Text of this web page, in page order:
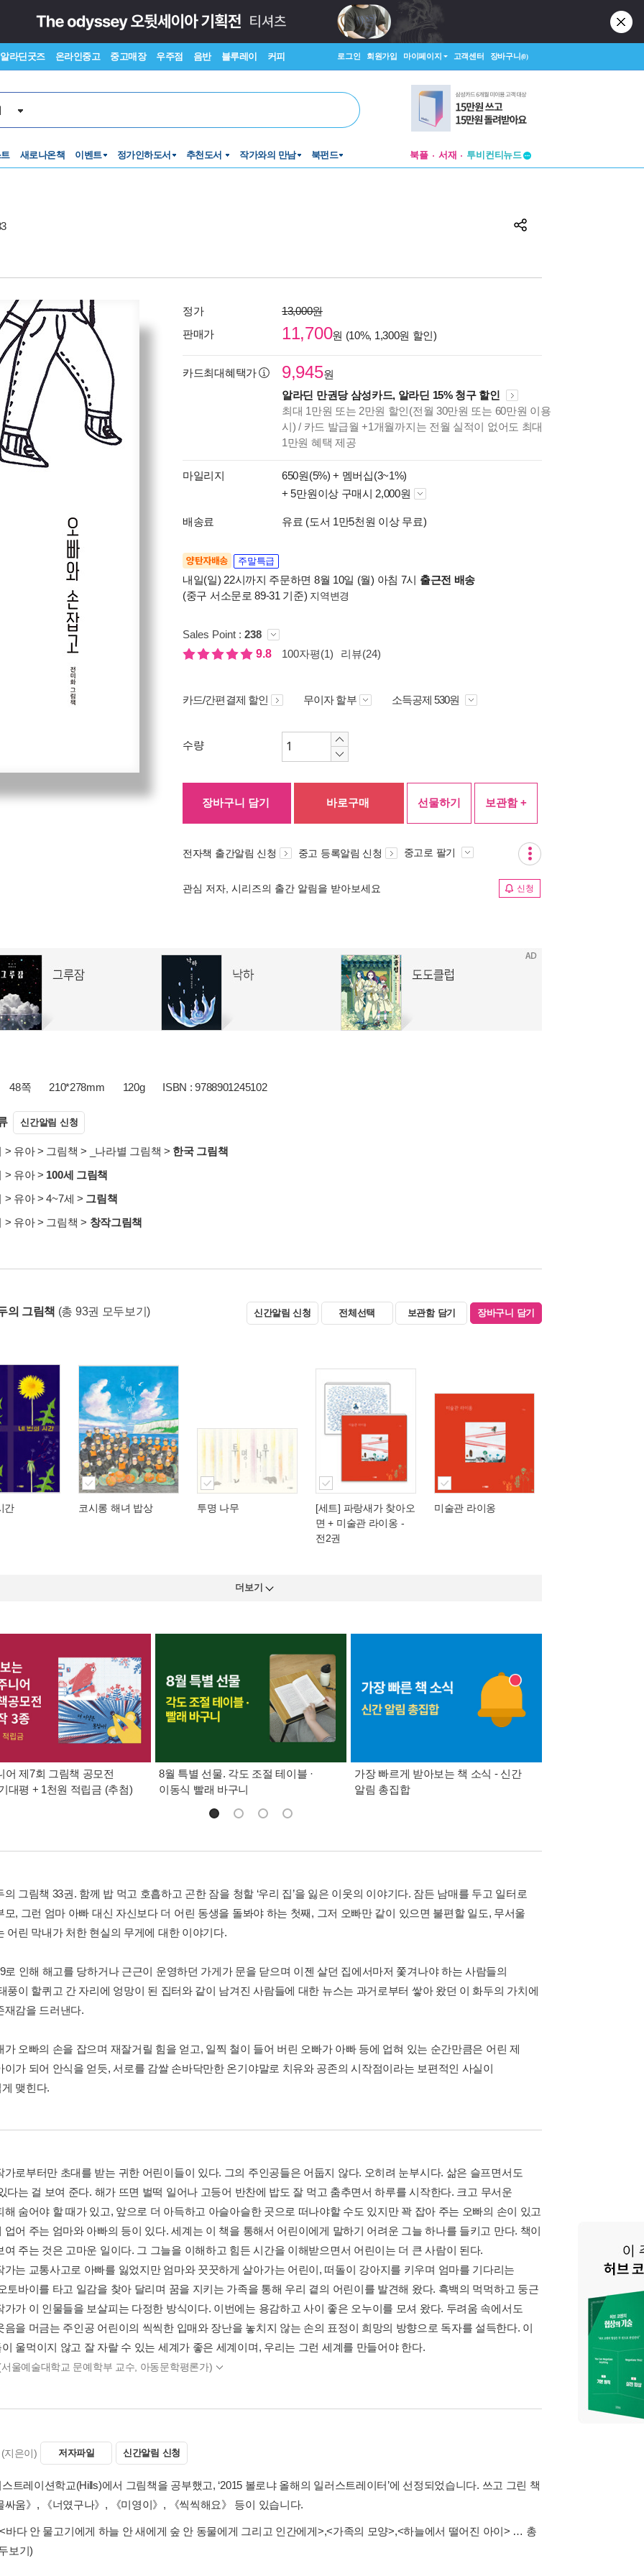
알라딘굿즈 온라인중고 중고매장 우주점 음반 블루레이 커피 로그인 회원가입 마이페이지 고객센터 장바구니(0)
새로나온책 이벤트 정가인하도서 추천도서 작가와의 만남 북펀드 북플 서재
투비컨티뉴드
정가
13,000원
판매가
11,700원 (10%, 1,300원 할인)
카드최대혜택가 9,945원
알라딘 만권당 삼성카드, 알라딘 15% 청구 할인
최대 1만원 또는 2만원 할인(전월 30만원 또는 60만원 이용
시) / 카드 발급월 +1개월까지는 전월 실적이 없어도 최대
1만원 혜택 제공
마일리지 650원(5%) + 멤버십(3~1%)
+ 5만원이상 구매시 2,000원
배송료 유료 (도서 1만5천원 이상 무료)
양탄자배송 주말특급
내일(일) 22시까지 주문하면 8월 10일 (월) 아침 7시 출근전 배송
(중구 서소문로 89-31 기준) 지역변경
Sales Point : 238
9.8
100자평(1) 리뷰(24)
카드/간편결제 할인 무이자 할부 소득공제 530원
수량
장바구니 담기 바로구매 선물하기 보관함 +
전자책 출간알림 신청 중고 등록알림 신청 중고로 팔기
관심 저자, 시리즈의 출간 알림을 받아보세요 신청
48쪽 210*278mm 120g ISBN : 9788901245102
신간알림 신청
> 유아> 그림책 > _나라별 그림책 > 한국 그림책
> 유아> 100세 그림책
> 유아>4~7세 > 그림책
> 유아> 그림책 > 창작그림책
의 그림책 (총 93권 모두보기) 신간알림 신청 전체선택 보관함 담기 장바구니 담기
간 코시롱 해녀 밥상 투명 나무
[세트] 파랑새가 찾아오
면 + 미술관 라이옹 -
전2권
미술관 라이옹
더보기
어 제7회 그림책 공모전
대평 + 1천원 적립금 (추첨)
8월 특별 선물. 각도 조절 테이블 ·
이동식 빨래 바구니
가장 빠르게 받아보는 책 소식 - 신간
알림 총집합
의 그림책 33권. 함께 밥 먹고 호흡하고 곤한 잠을 청할 ‘우리 집’을 잃은 이웃의 이야기다. 잠든 남매를 두고 일터로
모, 그런 엄마 아빠 대신 자신보다 더 어린 동생을 돌봐야 하는 첫째, 그저 오빠만 같이 있으면 불편할 일도, 무서울
어린 막내가 처한 현실의 무게에 대한 이야기다.
로 인해 해고를 당하거나 근근이 운영하던 가게가 문을 닫으며 이젠 살던 집에서마저 쫓겨나야 하는 사람들의
풍이 할퀴고 간 자리에 엉망이 된 집터와 같이 남겨진 사람들에 대한 뉴스는 과거로부터 쌓아 왔던 이 화두의 가치에
재감을 드러낸다.
가 오빠의 손을 잡으며 재잘거릴 힘을 얻고, 일찍 철이 들어 버린 오빠가 아빠 등에 업혀 있는 순간만큼은 어린 제
이가 되어 안식을 얻듯, 서로를 감쌀 손바닥만한 온기야말로 치유와 공존의 시작점이라는 보편적인 사실이
맺힌다.
가로부터만 초대를 받는 귀한 어린이들이 있다. 그의 주인공들은 어둡지 않다. 오히려 눈부시다. 삶은 슬프면서도
다는 걸 보여 준다. 해가 뜨면 벌떡 일어나 고등어 반찬에 밥도 잘 먹고 춤추면서 하루를 시작한다. 크고 무서운
해 숨어야 할 때가 있고, 앞으로 더 아득하고 아슬아슬한 곳으로 떠나야할 수도 있지만 꽉 잡아 주는 오빠의 손이 있고
업어 주는 엄마와 아빠의 등이 있다. 세계는 이 책을 통해서 어린이에게 말하기 어려운 그늘 하나를 들키고 만다. 책이
여 주는 것은 고마운 일이다. 그 그늘을 이해하고 힘든 시간을 이해받으면서 어린이는 더 큰 사람이 된다.
가는 교통사고로 아빠를 잃었지만 엄마와 꿋꿋하게 살아가는 어린이, 떠돌이 강아지를 키우며 엄마를 기다리는
토바이를 타고 일감을 찾아 달리며 꿈을 지키는 가족을 통해 우리 곁의 어린이를 발견해 왔다. 흑백의 먹먹하고 둥근
가가 이 인물들을 보살피는 다정한 방식이다. 이번에는 용감하고 사이 좋은 오누이를 모셔 왔다. 두려움 속에서도
음을 머금는 주인공 어린이의 씩씩한 입매와 장난을 놓치지 않는 손의 표정이 희망의 방향으로 독자를 설득한다. 이
울먹이지 않고 잘 자랄 수 있는 세계가 좋은 세계이며, 우리는 그런 세계를 만들어야 한다.
울예술대학교 문예학부 교수, 아동문학평론가)
(지은이) 저자파일 신간알림 신청
트레이션학교(Hills)에서 그림책을 공부했고, ‘2015 볼로냐 올해의 일러스트레이터’에 선정되었습니다. 쓰고 그린 책
싸움》, 《너였구나》, 《미영이》, 《씩씩해요》 등이 있습니다.
<바다 안 물고기에게 하늘 안 새에게 숲 안 동물에게 그리고 인간에게>,<가족의 모양>,<하늘에서 떨어진 아이> … 총
보기)